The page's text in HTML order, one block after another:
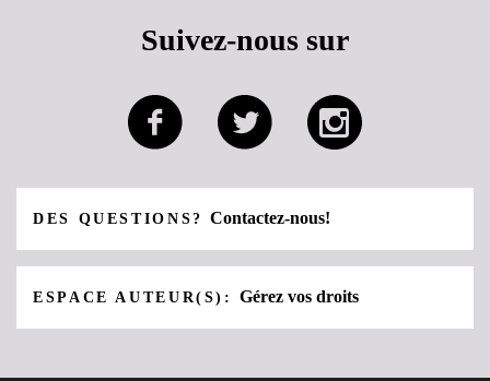
Suivez-nous sur
DES QUESTIONS?Contactez-nous!
ESPACE AUTEUR(S):Gérez vos droits